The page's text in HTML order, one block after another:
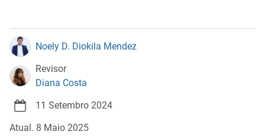
Noely D. Diokila Mendez
Revisor
Diana Costa
11 Setembro 2024
Atual. 8 Maio 2025